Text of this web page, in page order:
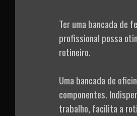
Ter uma bancada de
profissional possa
rotineiro.
Uma bancada de
componentes.
trabalho, facilita a